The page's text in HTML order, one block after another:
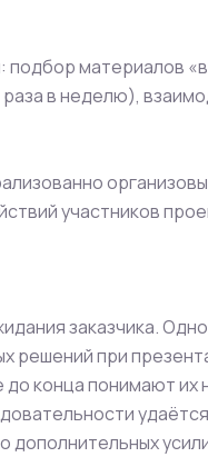
подбор материалов
в неделю),
участников
заказчика.
решений при
до конца понимают